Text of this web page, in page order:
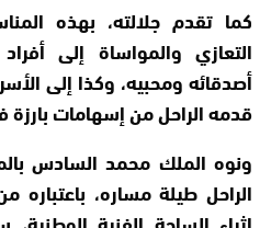
كما تقدم جلالته، بهذه
التعازي والمواساة إلى
أصدقائه ومحبيه، وكذا إلى
قدمه الراحل من إسهامات
ونوه الملك محمد السادس
الراحل طيلة مساره،